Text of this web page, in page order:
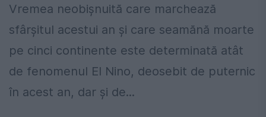
Vremea neobişnuită care marchează
sfârşitul acestui an şi care seamănă moarte
pe cinci continente este determinată atât
de fenomenul El Nino, deosebit de puternic
în acest an, dar şi de...